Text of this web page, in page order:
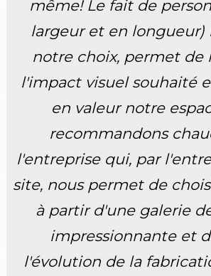
même! Le fait de
largeur et en longueur)
notre choix, permet de
l'impact visuel souhaité
en valeur notre
recommandons
l'entreprise qui, par
site, nous permet de
à partir d'une galerie
impressionnante et
l'évolution de la